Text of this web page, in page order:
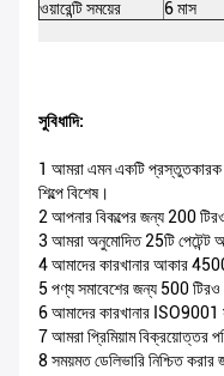
ওয়ারেন্টি সময়ের
6 মাস
সুবিধাদি:
1 আমরা এমন একটি প্রস্তুতকারক
শিল্পে বিশেষ।
2 আপনার বিকল্পের জন্য 200
3 আমরা অনুমোদিত 25টি পেটেন্ট
4 আমাদের কারখানার আকার
5 পণ্য সমাবেশের জন্য 500 টিরও
6 আমাদের কারখানার ISO9001
7 আমরা প্রিমিয়াম বিক্রয়োত্তর
8 সময়মত ডেলিভারি নিশ্চিত